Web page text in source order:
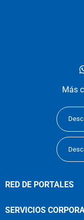
Más
RED DE PORTALES
SERVICIOS